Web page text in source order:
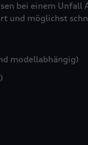
bei einem
und möglichst
modellabhängig)